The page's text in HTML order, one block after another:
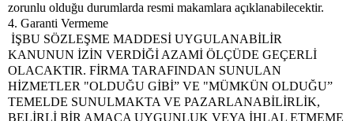
zorunlu olduğu durumlarda resmi makamlara açıklanabilecektir.
4. Garanti Vermeme
İŞBU SÖZLEŞME MADDESİ UYGULANABİLİR
KANUNUN İZİN VERDİĞİ AZAMİ ÖLÇÜDE GEÇERLİ
OLACAKTIR. FİRMA TARAFINDAN SUNULAN
HİZMETLER "OLDUĞU GİBİ” VE "MÜMKÜN OLDUĞU”
TEMELDE SUNULMAKTA VE PAZARLANABİLİRLİK,
BELİRLİ BİR AMACA UYGUNLUK VEYA İHLAL ETMEME